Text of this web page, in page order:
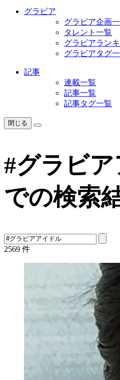
グラビア
グラビア企画
タレント一覧
グラビアラン
グラビアタグ
記事
連載一覧
記事一覧
記事タグ一覧
閉じる
#グラビ
での検索
2569 件